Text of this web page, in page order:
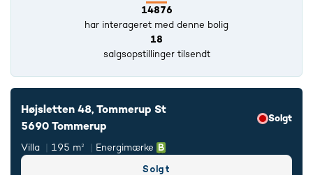
14876
har interageret med denne bolig
18
salgsopstillinger tilsendt
Højsletten 48, Tommerup St
5690 Tommerup
Solgt
Villa 195 m² Energimærke
Solgt